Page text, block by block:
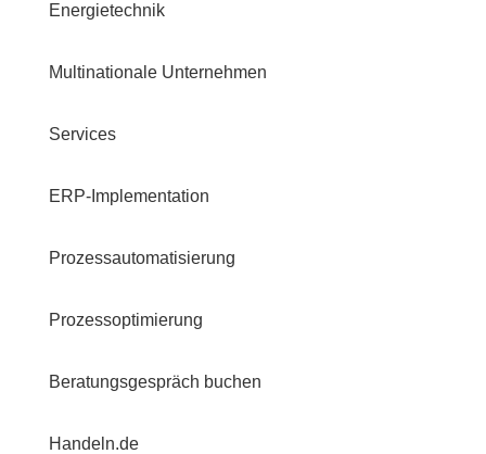
Energietechnik
Multinationale Unternehmen
Services
ERP-Implementation
Prozessautomatisierung
Prozessoptimierung
Beratungsgespräch buchen
Handeln.de